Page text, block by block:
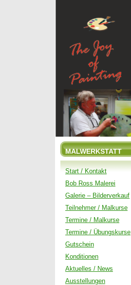
MALWERKSTATT
Start / Kontakt
Bob Ross Malerei
Galerie – Bilderverkauf
Teilnehmer / Malkurse
Termine / Malkurse
Termine / Übungskurse
Gutschein
Konditionen
Aktuelles / News
Ausstellungen